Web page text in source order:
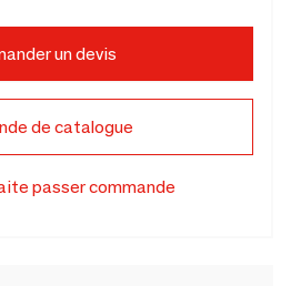
un devis
de catalogue
passer commande